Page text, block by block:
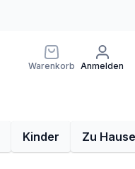
Warenkorb Anmelden
Kinder Zu Hause